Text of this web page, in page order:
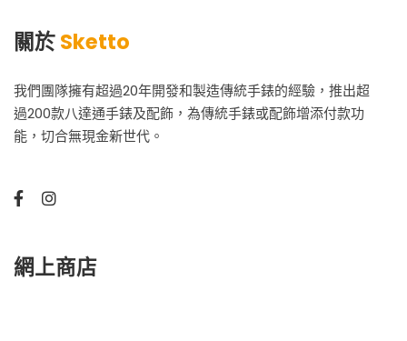
關於Sketto
我們團隊擁有超過20年開發和製造傳統手錶的經驗，推出超
過200款八達通手錶及配飾，為傳統手錶或配飾增添付款功
能，切合無現金新世代。
網上商店